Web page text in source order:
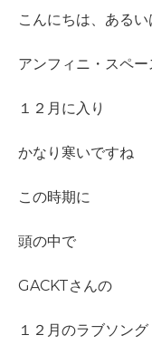
こんにちは、ある
アンフィニ・スペ
１２月に入り
かなり寒いですね
この時期に
頭の中で
GACKTさんの
１２月のラブソング